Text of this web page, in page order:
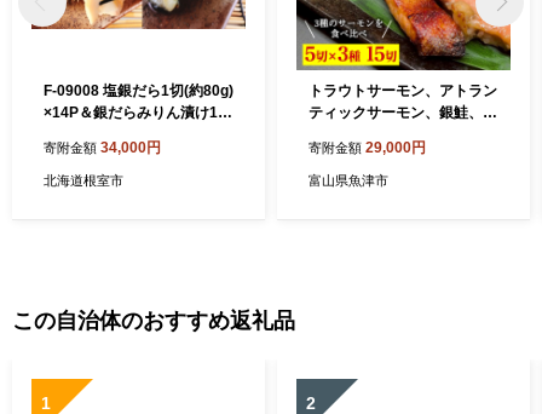
F-09008 塩銀だら1切(約80g)
×14P＆銀だらみりん漬け1切
寄附金額 34,000円
北海道根室市
トラウトサーモン、アトラン
ティックサーモン、銀鮭、塩
海道・沖縄・離島への配送不
可
寄附金額 29,000円
富山県魚津市
この自治体のおすすめ返礼品
1 2